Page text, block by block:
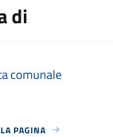
di
comunale
PAGINA